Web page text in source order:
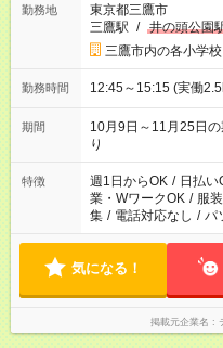
勤務地
東京都三鷹市
三鷹駅 / 井の頭公園
三鷹市内の各小学校
勤務時間 12:45～15:15 (実働
期間
10月9日～11月25日
り
特徴 週1日からOK / 日払い
業・WワークOK / 服
集 / 電話対応なし / パ
気になる！
掲載元企業名